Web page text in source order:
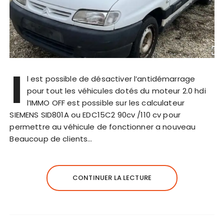
I
l est possible de désactiver l’antidémarrage
pour tout les véhicules dotés du moteur 2.0 hdi
l’IMMO OFF est possible sur les calculateur
SIEMENS SID801A ou EDC15C2 90cv /110 cv pour
permettre au véhicule de fonctionner a nouveau
Beaucoup de clients…
CONTINUER LA LECTURE